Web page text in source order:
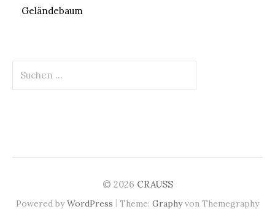
Geländebaum
nach:
© 2026 CRAUSS
Powered byWordPress | Theme: Graphyvon Themegraphy